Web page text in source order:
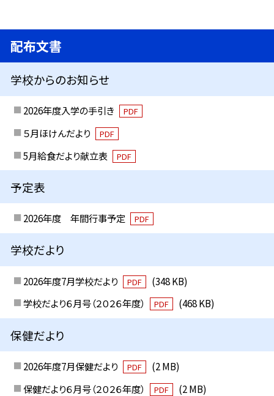
配布文書
学校からのお知らせ
2026年度入学の手引き PDF
５月ほけんだより PDF
5月給食だより献立表 PDF
予定表
2026年度 年間行事予定 PDF
学校だより
2026年度7月学校だより PDF
(348 KB)
学校だより６月号（２０２６年度）
PDF (468 KB)
保健だより
2026年度7月保健だより PDF
(2 MB)
保健だより６月号（２０２６年度）
PDF (2 MB)